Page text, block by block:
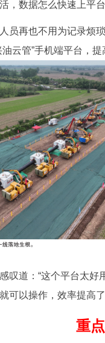
数据怎么快速上平
再也不用为记录烦琐
油云管”手机端平台，
道：“这个平台太好
可以操作，效率提高
重